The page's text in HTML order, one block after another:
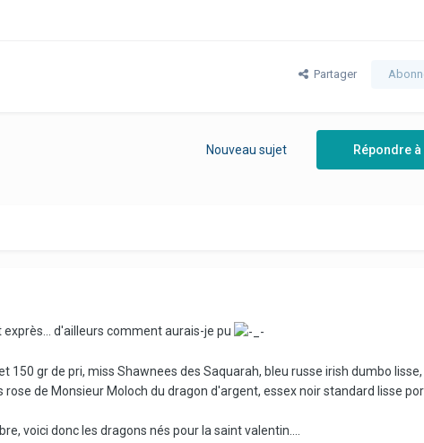
Partager
Répondre
Nouveau sujet
d'ailleurs comment aurais-je pu
150 gr de pri, miss Shawnees des Saquarah, bleu russe irish dumbo
de Monsieur Moloch du dragon d'argent, essex noir standard lisse
voici donc les dragons nés pour la saint valentin....